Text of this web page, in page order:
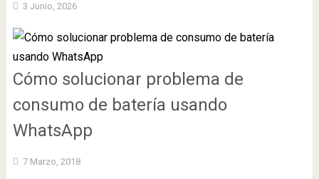
3 Junio, 2026
Cómo solucionar problema de
consumo de batería usando
WhatsApp
7 Marzo, 2018